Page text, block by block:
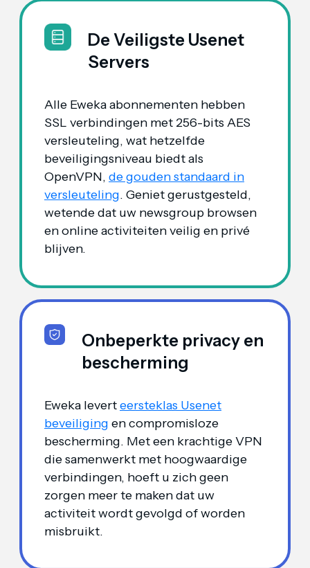
De Veiligste Usenet
Servers
Alle Eweka abonnementen hebben
SSL verbindingen met 256-bits AES
versleuteling, wat hetzelfde
beveiligingsniveau biedt als
OpenVPN, de gouden standaard in
versleuteling. Geniet gerustgesteld,
wetende dat uw newsgroup browsen
en online activiteiten veilig en privé
blijven.
Onbeperkte privacy en
bescherming
Eweka leverteersteklas Usenet
beveiliging en compromisloze
bescherming. Met een krachtige VPN
die samenwerkt met hoogwaardige
verbindingen, hoeft u zich geen
zorgen meer te maken dat uw
activiteit wordt gevolgd of worden
misbruikt.